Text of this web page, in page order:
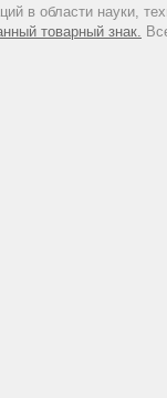
в области науки,
товарный знак.